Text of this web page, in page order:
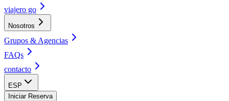
viajero go
Nosotros
Grupos & Agencias
FAQs
contacto
ESP
Iniciar Reserva